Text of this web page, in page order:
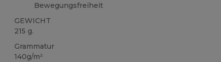
Bewegungsfreiheit
GEWICHT
215 g.
Grammatur
140g/m²